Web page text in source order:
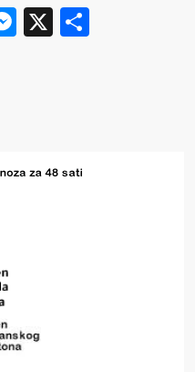
Messenger
X